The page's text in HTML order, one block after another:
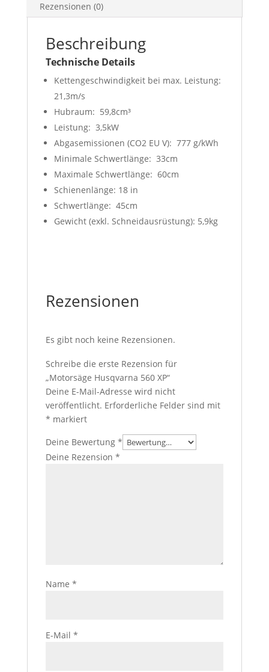
Rezensionen (0)
Beschreibung
Technische Details
Kettengeschwindigkeit bei max. Leistung:
21,3m/s
Hubraum: 59,8cm³
Leistung: 3,5kW
Abgasemissionen (CO2 EU V): 777 g/kWh
Minimale Schwertlänge: 33cm
Maximale Schwertlänge: 60cm
Schienenlänge: 18 in
Schwertlänge: 45cm
Gewicht (exkl. Schneidausrüstung): 5,9kg
Rezensionen
Es gibt noch keine Rezensionen.
Schreibe die erste Rezension für
„Motorsäge Husqvarna 560 XP“
Deine E-Mail-Adresse wird nicht
veröffentlicht. Erforderliche Felder sind mit
* markiert
Deine Bewertung *
Deine Rezension *
Name *
E-Mail *